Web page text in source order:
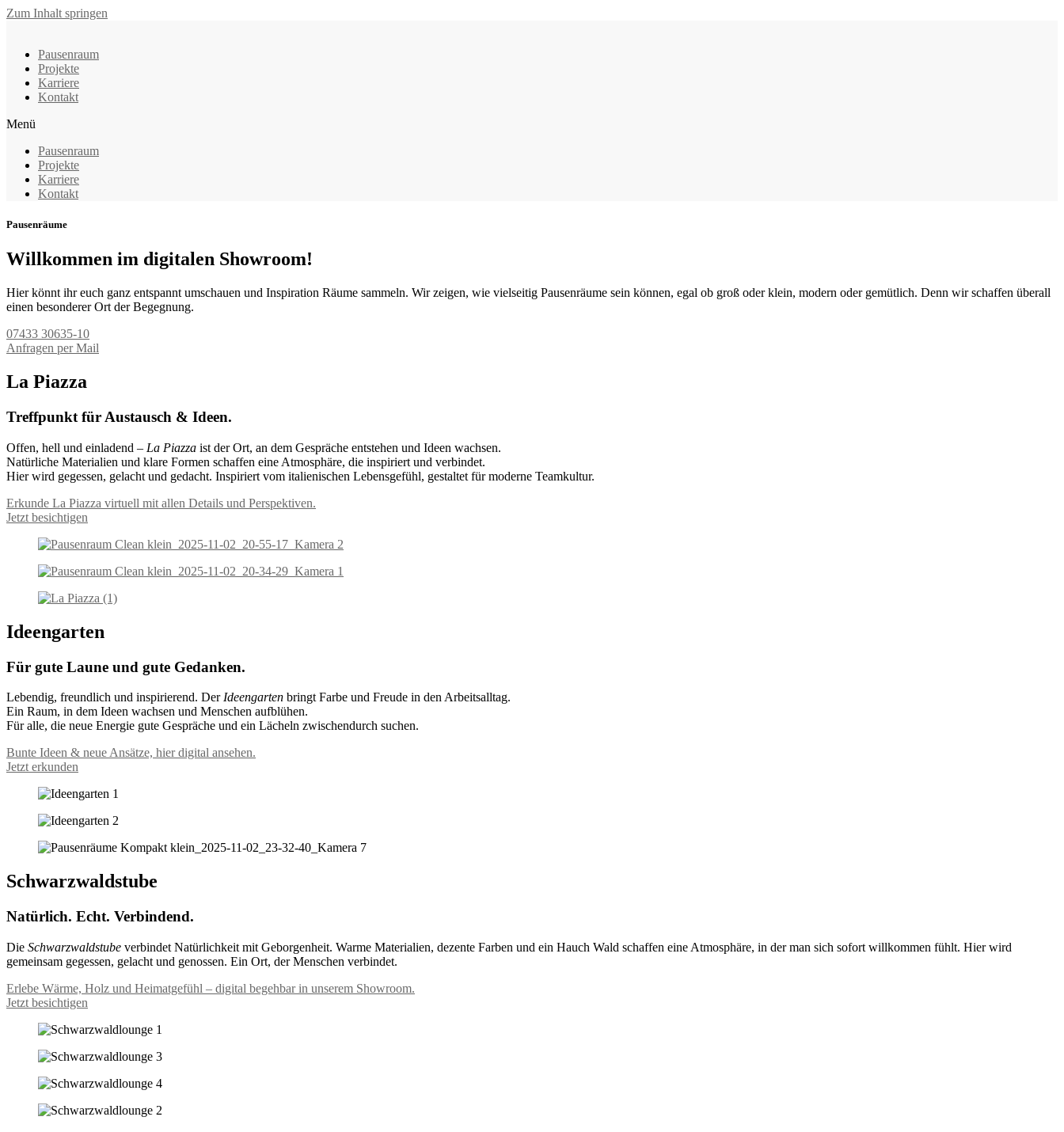
Zum Inhalt springen
Pausenraum
Projekte
Karriere
Kontakt
Menü
Pausenraum
Projekte
Karriere
Kontakt
Pausenräume
Willkommen im digitalen Showroom!
Hier könnt ihr euch ganz entspannt umschauen und Inspiration Räume sammeln. Wir zeigen, wie vielseitig Pausenräume sein können, egal ob groß oder klein, modern oder gemütlich. Denn wir schaffen überall
einen besonderer Ort der Begegnung.
07433 30635-10
Anfragen per Mail
La Piazza
Treffpunkt für Austausch & Ideen.
Offen, hell und einladend – La Piazza ist der Ort, an dem Gespräche entstehen und Ideen wachsen.
Natürliche Materialien und klare Formen schaffen eine Atmosphäre, die inspiriert und verbindet.
Hier wird gegessen, gelacht und gedacht. Inspiriert vom italienischen Lebensgefühl, gestaltet für moderne Teamkultur.
Erkunde La Piazza virtuell mit allen Details und Perspektiven.
Jetzt besichtigen
Ideengarten
Für gute Laune und gute Gedanken.
Lebendig, freundlich und inspirierend. Der Ideengarten bringt Farbe und Freude in den Arbeitsalltag.
Ein Raum, in dem Ideen wachsen und Menschen aufblühen.
Für alle, die neue Energie gute Gespräche und ein Lächeln zwischendurch suchen.
Bunte Ideen & neue Ansätze, hier digital ansehen.
Jetzt erkunden
Schwarzwaldstube
Natürlich. Echt. Verbindend.
Die Schwarzwaldstube verbindet Natürlichkeit mit Geborgenheit. Warme Materialien, dezente Farben und ein Hauch Wald schaffen eine Atmosphäre, in der man sich sofort willkommen fühlt. Hier wird
gemeinsam gegessen, gelacht und genossen. Ein Ort, der Menschen verbindet.
Erlebe Wärme, Holz und Heimatgefühl – digital begehbar in unserem Showroom.
Jetzt besichtigen